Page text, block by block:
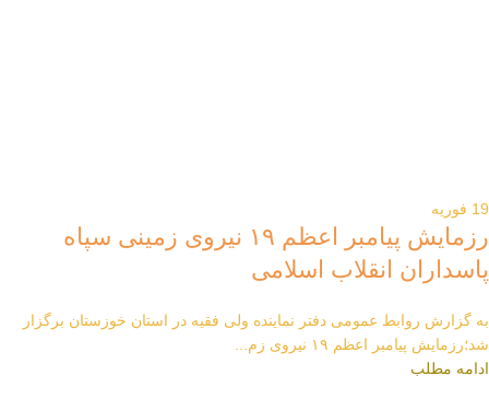
19 فوریه
رزمایش پیامبر اعظم ۱۹ نیروی زمینی سپاه
پاسداران انقلاب اسلامی
به گزارش روابط عمومی دفتر نماینده ولی فقیه در استان خوزستان برگزار
شد؛رزمایش پیامبر اعظم ۱۹ نیروی زم...
ادامه مطلب